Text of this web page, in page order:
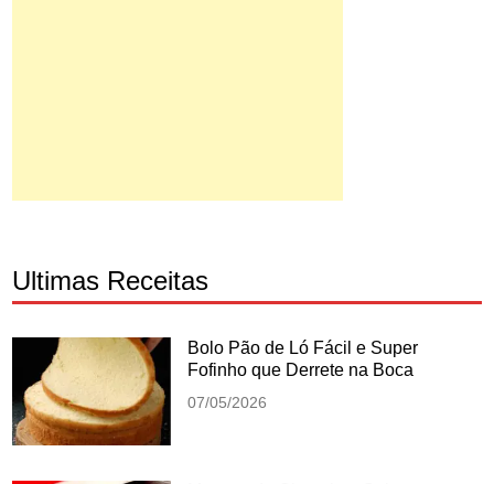
Ultimas Receitas
Bolo Pão de Ló Fácil e Super
Fofinho que Derrete na Boca
07/05/2026